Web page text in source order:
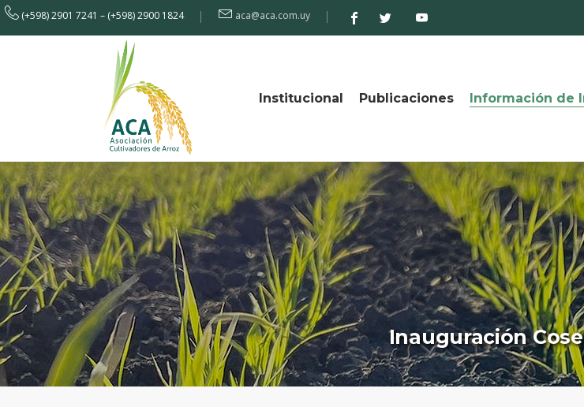
(+598) 2901 7241 – (+598) 2900 1824 aca@aca.com.uy
Institucional Publicaciones Información de
Inauguración